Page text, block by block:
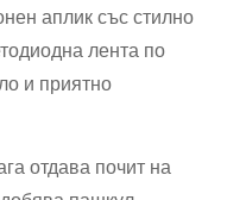
аплик със стилно
лента по
и приятно
отдава почит на